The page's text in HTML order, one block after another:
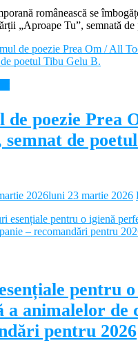
românească se
„Aproape Tu”, semnată
de poezie Prea
semnat de
2026luni 23 martie 2026
pentru
a animalelor de
pentru 2026